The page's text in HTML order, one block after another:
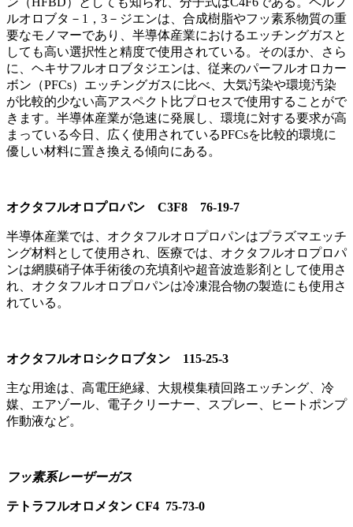
ルオロブタ－1，3－ジエンは、合成樹脂やフッ素系物質の重
要なモノマーであり、半導体産業におけるエッチングガスと
しても高い選択性と精度で使用されている。そのほか、さら
に、ヘキサフルオロブタジエンは、従来のパーフルオロカー
ボン（PFCs）エッチングガスに比べ、大気汚染や環境汚染
が比較的少ない高アスペクト比プロセスで使用することがで
きます。半導体産業が急速に発展し、環境に対する要求が高
まっている今日、広く使用されているPFCsを比較的環境に
優しい材料に置き換える傾向にある。
オクタフルオロプロパン C3F8 76-19-7
半導体産業では、オクタフルオロプロパンはプラズマエッチ
ング材料として使用され、医療では、オクタフルオロプロパ
ンは網膜硝子体手術後の充填剤や超音波造影剤として使用さ
れ、オクタフルオロプロパンは冷凍混合物の製造にも使用さ
れている。
オクタフルオロシクロブタン 115-25-3
主な用途は、高電圧絶縁、大規模集積回路エッチング、冷
媒、エアゾール、電子クリーナー、スプレー、ヒートポンプ
作動液など。
フッ素系レーザーガス
テトラフルオロメタン CF4 75-73-0